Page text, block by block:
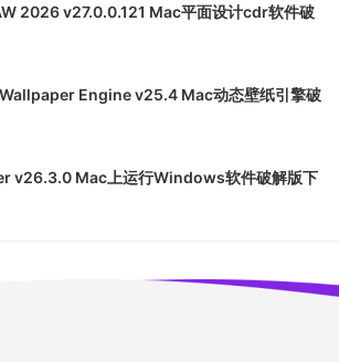
2026 v27.0.0.121 Mac平面设计cdr软件破
Engine v25.4 Mac动态壁纸引擎破
v26.3.0 Mac上运行Windows软件破解版下